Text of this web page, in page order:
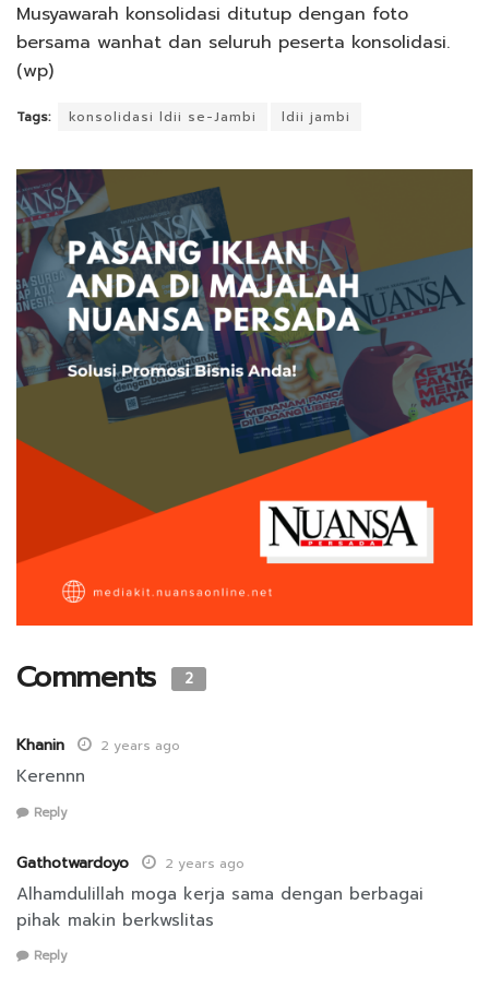
Musyawarah konsolidasi ditutup dengan foto
bersama wanhat dan seluruh peserta konsolidasi.
(wp)
Tags: konsolidasi ldii se-Jambi ldii jambi
Comments 2
Khanin 2 years ago
Kerennn
Reply
Gathotwardoyo 2 years ago
Alhamdulillah moga kerja sama dengan berbagai
pihak makin berkwslitas
Reply